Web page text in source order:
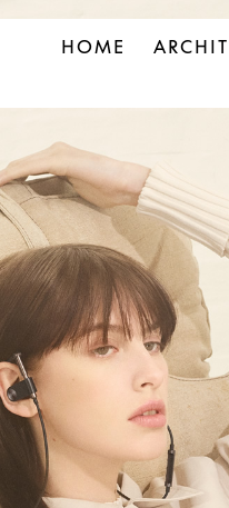
HOME